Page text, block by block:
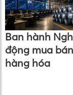
Ban hành
động mua
hàng hóa